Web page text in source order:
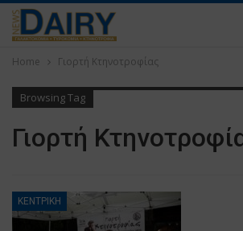
Home Γιορτή Κτηνοτροφίας
Browsing Tag
Γιορτή
ΚΕΝΤΡΙΚΗ